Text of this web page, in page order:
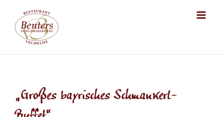
content
„Großes bayrisches Schmankerl-
Buffet“